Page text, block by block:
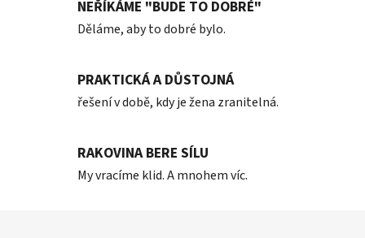
NEŘÍKÁME "BUDE TO DOBRÉ"
Děláme, aby to dobré bylo.
PRAKTICKÁ A DŮSTOJNÁ
řešení v době, kdy je žena zranitelná.
RAKOVINA BERE SÍLU
My vracíme klid. A mnohem víc.